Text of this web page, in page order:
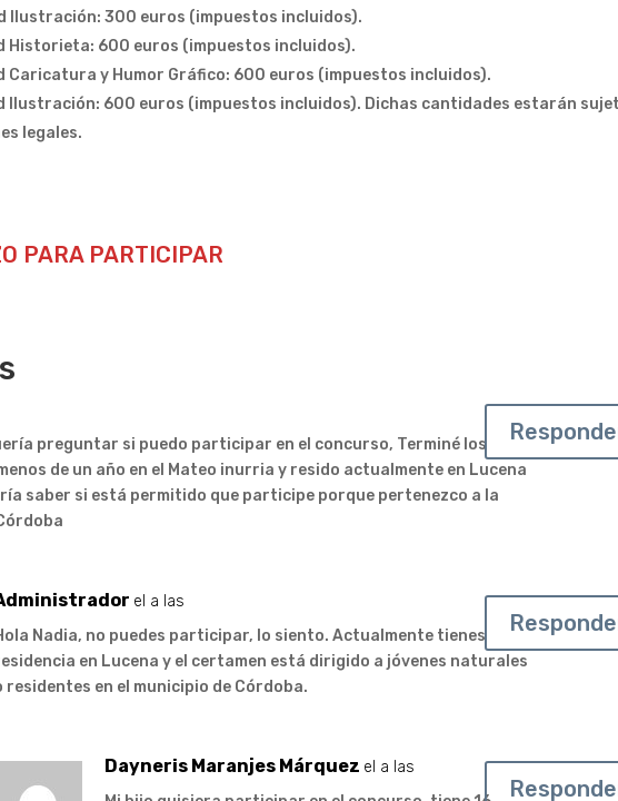
Ilustración: 300 euros (impuestos incluidos).
Historieta: 600 euros (impuestos incluidos).
Caricatura y Humor Gráfico: 600 euros (impuestos incluidos).
Ilustración: 600 euros (impuestos incluidos). Dichas cantidades estarán
legales.
PARA PARTICIPAR
preguntar si puedo participar en el concurso, Terminé los
de un año en el Mateo inurria y resido actualmente en Lucena
saber si está permitido que participe porque pertenezco a la
el a las
Nadia, no puedes participar, lo siento. Actualmente tienes
en Lucena y el certamen está dirigido a jóvenes naturales
residentes en el municipio de Córdoba.
Dayneris Maranjes Márquez el a las